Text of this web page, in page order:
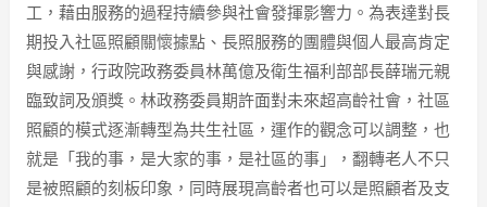
工，藉由服務的過程持續參與社會發揮影響力。為表達對長
期投入社區照顧關懷據點、長照服務的團體與個人最高肯定
與感謝，行政院政務委員林萬億及衛生福利部部長薛瑞元親
臨致詞及頒獎。林政務委員期許面對未來超高齡社會，社區
照顧的模式逐漸轉型為共生社區，運作的觀念可以調整，也
就是「我的事，是大家的事，是社區的事」，翻轉老人不只
是被照顧的刻板印象，同時展現高齡者也可以是照顧者及支